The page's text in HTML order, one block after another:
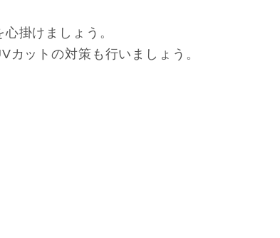
掛けましょう。
カットの対策も行いましょう。